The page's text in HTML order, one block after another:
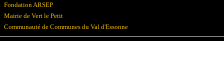
Fondation ARSEP
Mairie de Vert le Petit
Communauté de Communes du Val d'Essonne